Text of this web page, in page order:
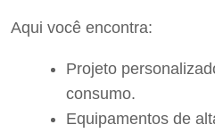
Aqui você encontra:
Projeto
consumo.
Equipamentos de